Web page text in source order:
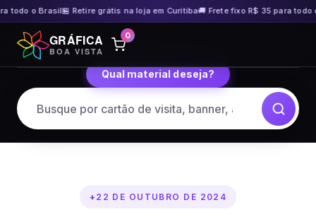
o Brasil🏪 Retire grátis na loja em Curitiba🚚 Frete fixo R$ 35 para todo o
Pular
para
o
GRÁFICA
BOA VISTA
0
Qual material deseja?
22 DE OUTUBRO DE 2024